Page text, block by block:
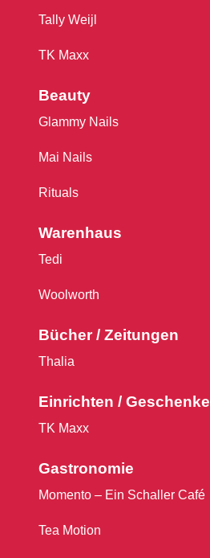
Tally Weijl
TK Maxx
Beauty
Glammy Nails
Mai Nails
Rituals
Warenhaus
Tedi
Woolworth
Bücher / Zeitungen
Thalia
Einrichten / Geschenke
TK Maxx
Gastronomie
Momento – Ein Schaller Café
Tea Motion